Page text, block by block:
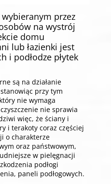
przez
na wystrój
domu
lub łazienki jest
i podłodze płytek
są na działanie
przy tym
nie wymaga
nie sprawia
więc, że ściany i
i terakoty coraz częściej
o charakterze
oraz państwowym,
w pielęgnacji
podłogi
paneli podłogowych.